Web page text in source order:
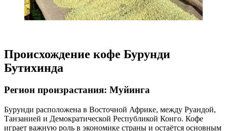
Происхождение кофе Бурунди
Бутихинда
Регион произрастания: Муйинга
Бурунди расположена в Восточной Африке, между Руандой,
Танзанией и Демократической Республикой Конго. Кофе
играет важную роль в экономике страны и остаётся основным